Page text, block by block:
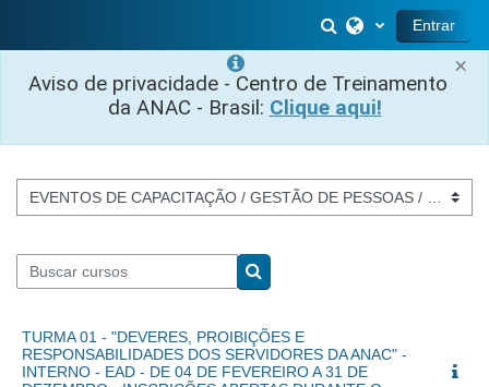
×
Aviso de privacidade - Centro de Treinamento
da ANAC - Brasil: Clique aqui!
Alternar entrada
Entrar
Categorias de Cursos
Buscar cursos
Buscar cursos
TURMA 01 - "DEVERES, PROIBIÇÕES E
RESPONSABILIDADES DOS SERVIDORES DA ANAC" -
INTERNO - EAD - DE 04 DE FEVEREIRO A 31 DE